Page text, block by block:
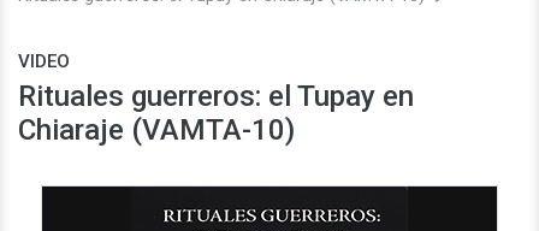
VIDEO
Rituales guerreros: el Tupay en
Chiaraje (VAMTA-10)